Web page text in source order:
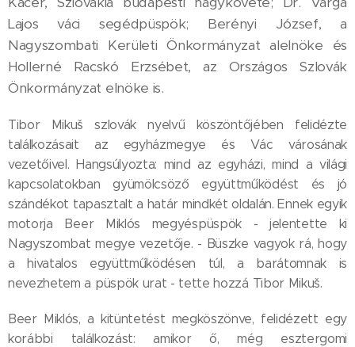
Lajos váci segédpüspök; Berényi József, a
Nagyszombati Kerületi Önkormányzat alelnöke és
Hollerné Racskó Erzsébet, az Országos Szlovák
Önkormányzat elnöke is.
Tibor Mikuš szlovák nyelvű köszöntőjében felidézte
találkozásait az egyházmegye és Vác városának
vezetőivel. Hangsúlyozta: mind az egyházi, mind a világi
kapcsolatokban gyümölcsöző együttműködést és jó
szándékot tapasztalt a határ mindkét oldalán. Ennek egyik
motorja Beer Miklós megyéspüspök - jelentette ki
Nagyszombat megye vezetője. - Büszke vagyok rá, hogy
a hivatalos együttműködésen túl, a barátomnak is
nevezhetem a püspök urat - tette hozzá Tibor Mikuš.
Beer Miklós, a kitüntetést megköszönve, felidézett egy
korábbi találkozást: amikor ő, még esztergomi